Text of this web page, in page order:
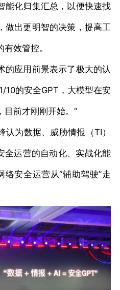
能化归集汇总，以便快速找
做出更明智的决策，提高工
效管控。
的应用前景表示了极大的认
10的安全GPT，大模型在安
目前才刚刚开始。”
认为数据、威胁情报（TI）
全运营的自动化、实战化能
络安全运营从“辅助驾驶”走